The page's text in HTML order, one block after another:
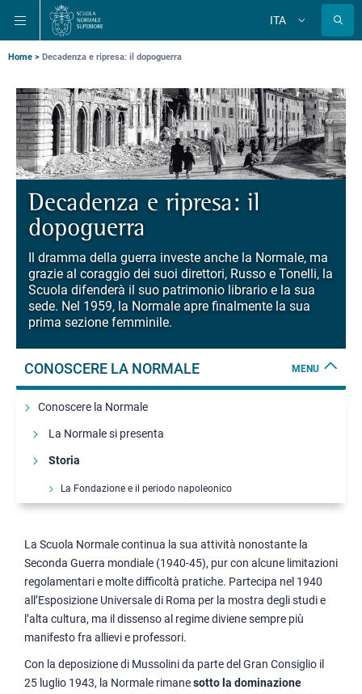
alla
navigazione
principale
contenuto
principale
alla
ricerca
principale
ITA
Briciole
di
pane
Home Decadenza e ripresa: il dopoguerra
Decadenza e ripresa: il
dopoguerra
Il dramma della guerra investe anche la Normale, ma
grazie al coraggio dei suoi direttori, Russo e Tonelli, la
Scuola difenderà il suo patrimonio librario e la sua
sede. Nel 1959, la Normale apre finalmente la sua
prima sezione femminile.
CONOSCERE LA NORMALE MENU
Conoscere la Normale
La Normale si presenta
Storia
La Fondazione e il periodo napoleonico
La Normale del Granduca
Decadenza e ripresa: il dopoguerra
Dalla repubblica a oggi
I direttori della Normale
Organi
La Scuola Normale continua la sua attività nonostante la
Seconda Guerra mondiale (1940-45), pur con alcune limitazioni
regolamentari e molte difficoltà pratiche. Partecipa nel 1940
all’Esposizione Universale di Roma per la mostra degli studi e
l’alta cultura, ma il dissenso al regime diviene sempre più
manifesto fra allievi e professori.
Con la deposizione di Mussolini da parte del Gran Consiglio il
25 luglio 1943, la Normale rimanesotto la dominazione